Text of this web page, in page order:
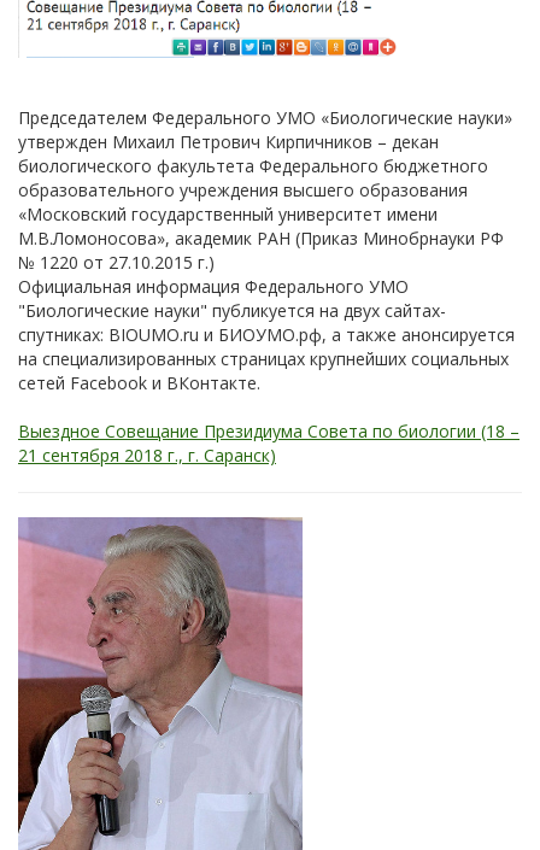
Председателем Федерального УМО «Биологические науки»
утвержден Михаил Петрович Кирпичников – декан
биологического факультета Федерального бюджетного
образовательного учреждения высшего образования
«Московский государственный университет имени
М.В.Ломоносова», академик РАН (Приказ Минобрнауки РФ
№ 1220 от 27.10.2015 г.)
Официальная информация Федерального УМО
"Биологические науки" публикуется на двух сайтах-
спутниках: BIOUMO.ru и БИОУМО.рф, а также анонсируется
на специализированных страницах крупнейших социальных
сетей Facebook и ВКонтакте.
Выездное Совещание Президиума Совета по биологии (18 –
21 сентября 2018 г., г. Саранск)